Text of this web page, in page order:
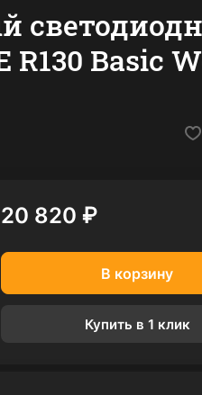
R130 Basic
20 820 ₽
В корзину
Купить в 1 клик